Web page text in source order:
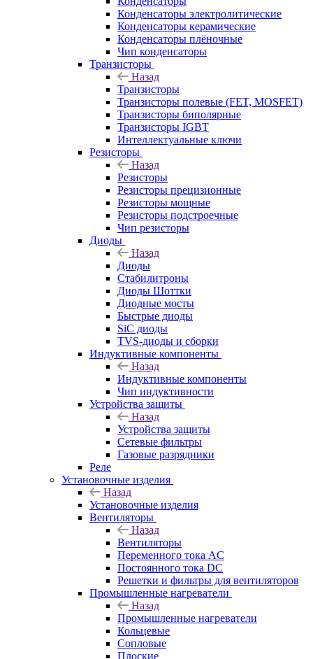
Конденсаторы электролитические
Конденсаторы керамические
Конденсаторы плёночные
Чип конденсаторы
Транзисторы
Назад
Транзисторы
Транзисторы полевые (FET, MOSFET)
Транзисторы биполярные
Транзисторы IGBT
Интеллектуальные ключи
Резисторы
Назад
Резисторы
Резисторы прецизионные
Резисторы мощные
Резисторы подстроечные
Чип резисторы
Диоды
Назад
Диоды
Стабилитроны
Диоды Шоттки
Диодные мосты
Быстрые диоды
SiC диоды
TVS-диоды и сборки
Индуктивные компоненты
Назад
Индуктивные компоненты
Чип индуктивности
Устройства защиты
Назад
Устройства защиты
Сетевые фильтры
Газовые разрядники
Реле
Установочные изделия
Назад
Установочные изделия
Вентиляторы
Назад
Вентиляторы
Переменного тока AC
Постоянного тока DC
Решетки и фильтры для вентиляторов
Промышленные нагреватели
Назад
Промышленные нагреватели
Кольцевые
Сопловые
Плоские